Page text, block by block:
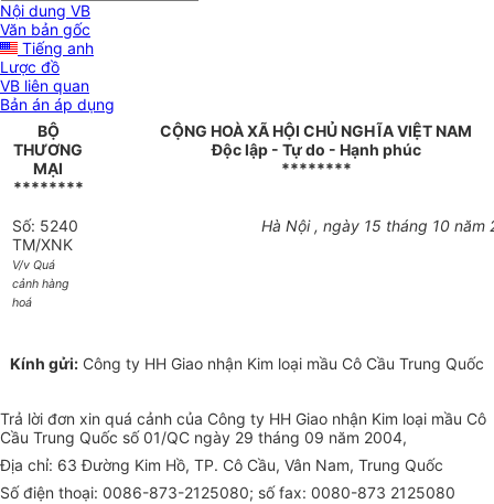
Nội dung VB
Văn bản gốc
Tiếng anh
Lược đồ
VB liên quan
Bản án áp dụng
BỘ
THƯƠNG
MẠI
********
CỘNG HOÀ XÃ HỘI CHỦ NGHĨA VIỆT NAM
Độc lập - Tự do - Hạnh phúc
********
Số: 5240
TM/XNK
V/v Quá
cảnh hàng
hoá
Hà Nội , ngày 15 tháng 10 năm
Kính gửi: Công ty HH Giao nhận Kim loại mầu Cô Cầu Trung Quốc
Trả lời đơn xin quá cảnh của Công ty HH Giao nhận Kim loại mầu Cô
Cầu Trung Quốc số 01/QC ngày 29 tháng 09 năm 2004,
Địa chỉ: 63 Đường Kim Hồ, TP. Cô Cầu, Vân Nam, Trung Quốc
Số điện thoại: 0086-873-2125080; số fax: 0080-873 2125080